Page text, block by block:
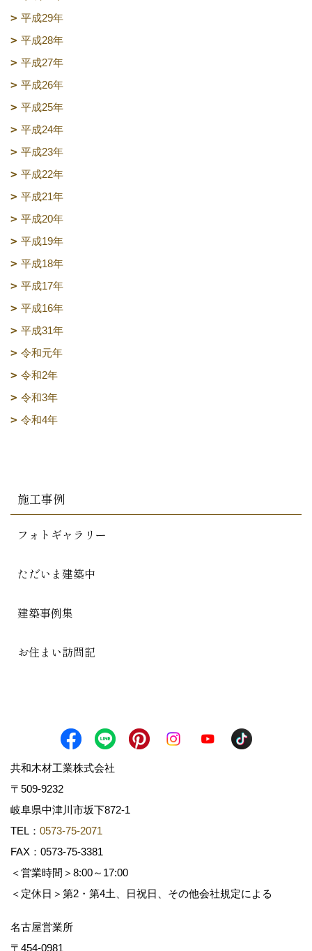
平成29年
平成28年
平成27年
平成26年
平成25年
平成24年
平成23年
平成22年
平成21年
平成20年
平成19年
平成18年
平成17年
平成16年
平成31年
令和元年
令和2年
令和3年
令和4年
施工事例
フォトギャラリー
ただいま建築中
建築事例集
お住まい訪問記
共和木材工業株式会社
〒509-9232
岐阜県中津川市坂下872‐1
TEL： 0573-75-2071
FAX：0573-75-3381
＜営業時間＞8:00～17:00
＜定休日＞第2・第4土、日祝日、その他会社規定による
名古屋営業所
〒454-0981